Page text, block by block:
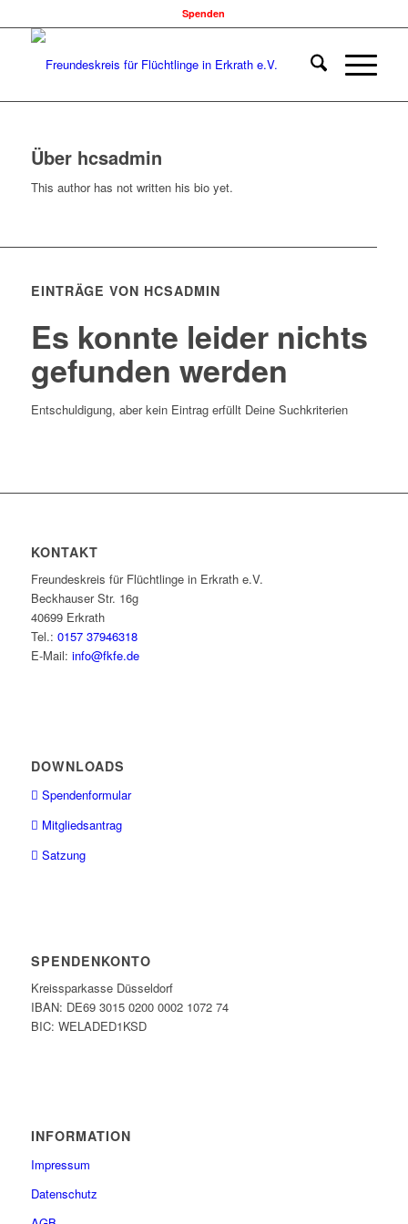
Spenden
Über hcsadmin
This author has not written his bio yet.
EINTRÄGE VON HCSADMIN
Es konnte leider nichts
gefunden werden
Entschuldigung, aber kein Eintrag erfüllt Deine Suchkriterien
KONTAKT
Freundeskreis für Flüchtlinge in Erkrath e.V.
Beckhauser Str. 16g
40699 Erkrath
Tel.: 0157 37946318
E-Mail: info@fkfe.de
DOWNLOADS
Spendenformular
Mitgliedsantrag
Satzung
SPENDENKONTO
Kreissparkasse Düsseldorf
IBAN: DE69 3015 0200 0002 1072 74
BIC: WELADED1KSD
INFORMATION
Impressum
Datenschutz